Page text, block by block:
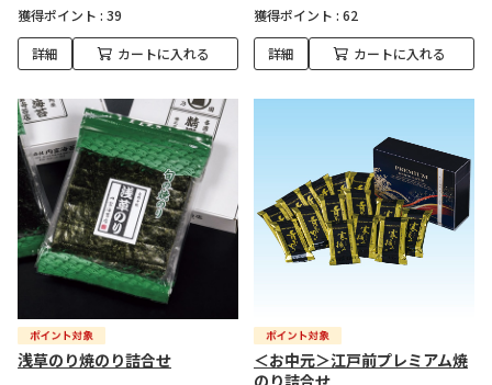
獲得ポイント : 39
詳細 カートに入れる
獲得ポイント : 62
詳細 カートに入れる
浅草のり焼のり詰合せ
＜お中元＞江戸前プレミアム焼
のり詰合せ